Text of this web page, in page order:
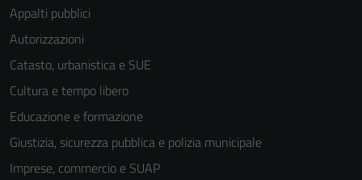
Appalti pubblici
Autorizzazioni
Catasto, urbanistica e SUE
Cultura e tempo libero
Educazione e formazione
Giustizia, sicurezza pubblica e polizia municipale
Imprese, commercio e SUAP